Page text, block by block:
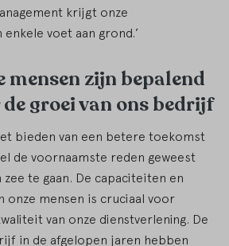
krijgt onze
voet aan grond.’
mensen zijn bepalend
de groei van ons bedrijf
bieden van een betere toekomst
de voornaamste reden geweest
te gaan. De capaciteiten en
onze mensen is cruciaal voor
van onze dienstverlening. De
in de afgelopen jaren hebben